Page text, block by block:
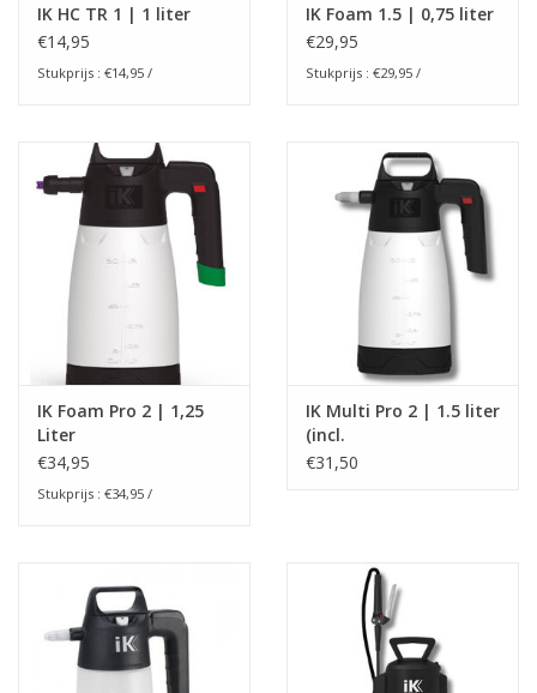
IK HC TR 1 | 1 liter
€14,95
Stukprijs : €14,95 /
IK Foam 1.5 | 0,75 liter
€29,95
Stukprijs : €29,95 /
IK Foam Pro 2 | 1,25
Liter
€34,95
Stukprijs : €34,95 /
IK Multi Pro 2 | 1.5 liter
(incl.
kleurenindentificatie)
€31,50